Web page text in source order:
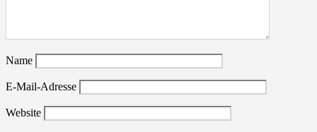
Name
E-Mail-Adresse
Website